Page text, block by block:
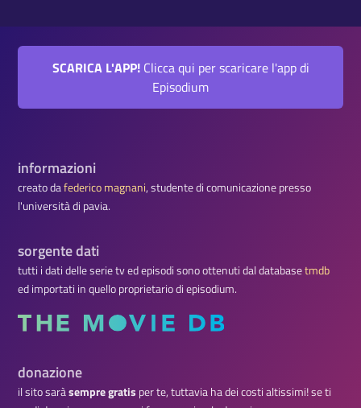
SCARICA L'APP!Clicca qui per scaricare l'app di
Episodium
informazioni
creato dafederico magnani, studente di comunicazione presso
l'università di pavia.
sorgente dati
tutti i dati delle serie tv ed episodi sono ottenuti dal databasetmdb
ed importati in quello proprietario di episodium.
donazione
il sito saràsempre gratis per te, tuttavia ha dei costi altissimi! se ti